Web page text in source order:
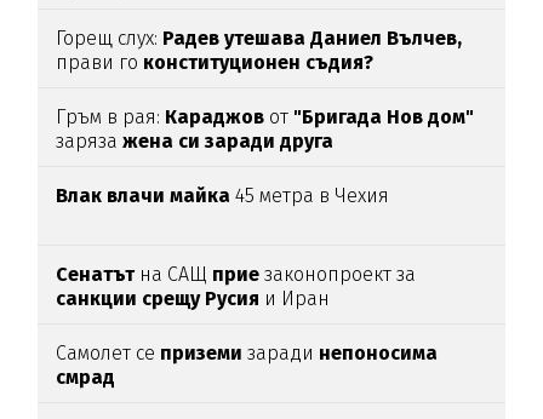
Горещ слух: Радев утешава Даниел Вълчев,
прави го конституционен съдия?
Гръм в рая: Караджов от "Бригада Нов дом"
зарязажена си заради друга
Влак влачи майка 45 метра в Чехия
Сенатътна САЩ прие законопроект за
санкции срещу Русия и Иран
Самолет се приземи заради непоносима
смрад